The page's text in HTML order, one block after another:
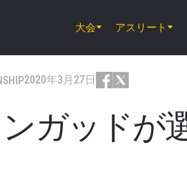
大会 アスリート
2020年3月27日
ガッドが